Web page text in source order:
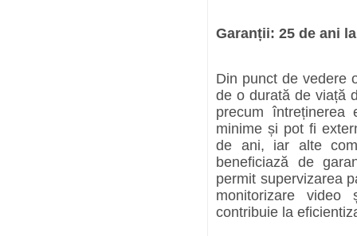
Garanții: 25 de ani
Din punct de vedere
de o durată de viață
precum întreținerea
minime și pot fi
de ani, iar alte
beneficiază de
permit supervizarea
monitorizare video
contribuie la